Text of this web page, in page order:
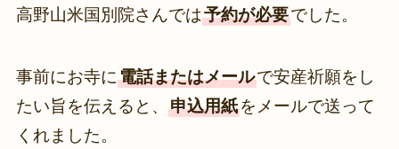
高野山米国別院さんでは予約が必要でした。
事前にお寺に電話またはメールで安産祈願をし
たい旨を伝えると、 申込用紙をメールで送って
くれました。